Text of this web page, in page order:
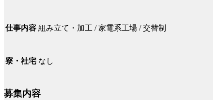
仕事内容 組み立て・加工 / 家電系工場 / 交替制
寮・社宅 なし
募集内容